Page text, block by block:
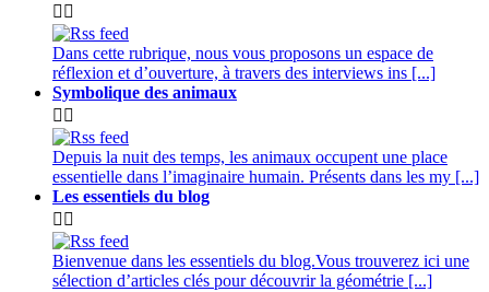
 
Dans cette rubrique, nous vous proposons un espace de
réflexion et d’ouverture, à travers des interviews ins [...]
Symbolique des animaux
 
Depuis la nuit des temps, les animaux occupent une place
essentielle dans l’imaginaire humain. Présents dans les my [...]
Les essentiels du blog
 
Bienvenue dans les essentiels du blog.Vous trouverez ici une
sélection d’articles clés pour découvrir la géométrie [...]